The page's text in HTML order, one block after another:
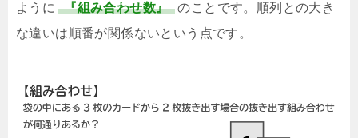
ように
『組み合わせ数』
のことです。順列との大き
な違いは順番が関係ないという点です。